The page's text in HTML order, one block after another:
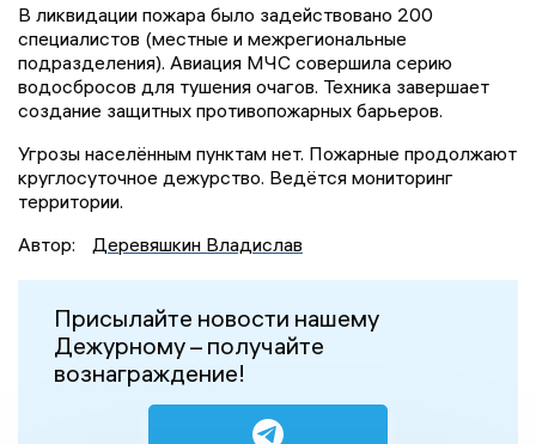
В ликвидации пожара было задействовано 200
специалистов (местные и межрегиональные
подразделения). Авиация МЧС совершила серию
водосбросов для тушения очагов. Техника завершает
создание защитных противопожарных барьеров.
Угрозы населённым пунктам нет. Пожарные продолжают
круглосуточное дежурство. Ведётся мониторинг
территории.
Автор:
Деревяшкин Владислав
Присылайте новости нашему
Дежурному – получайте
вознаграждение!